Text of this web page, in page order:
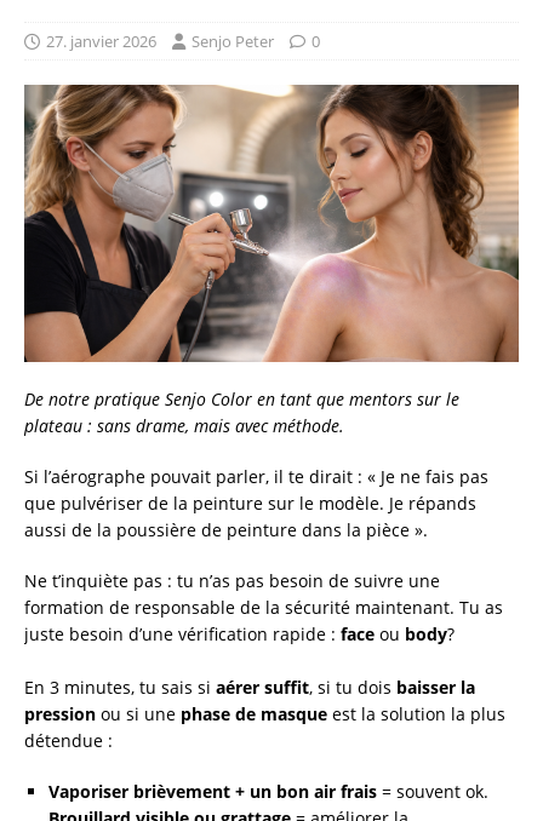
27. janvier 2026 Senjo Peter 0
De notre pratique Senjo Color en tant que mentors sur le
plateau : sans drame, mais avec méthode.
Si l’aérographe pouvait parler, il te dirait : « Je ne fais pas
que pulvériser de la peinture sur le modèle. Je répands
aussi de la poussière de peinture dans la pièce ».
Ne t’inquiète pas : tu n’as pas besoin de suivre une
formation de responsable de la sécurité maintenant. Tu as
juste besoin d’une vérification rapide : face ou body?
En 3 minutes, tu sais si aérer suffit, si tu dois baisser la
pression ou si une phase de masque est la solution la plus
détendue :
Vaporiser brièvement + un bon air frais = souvent ok.